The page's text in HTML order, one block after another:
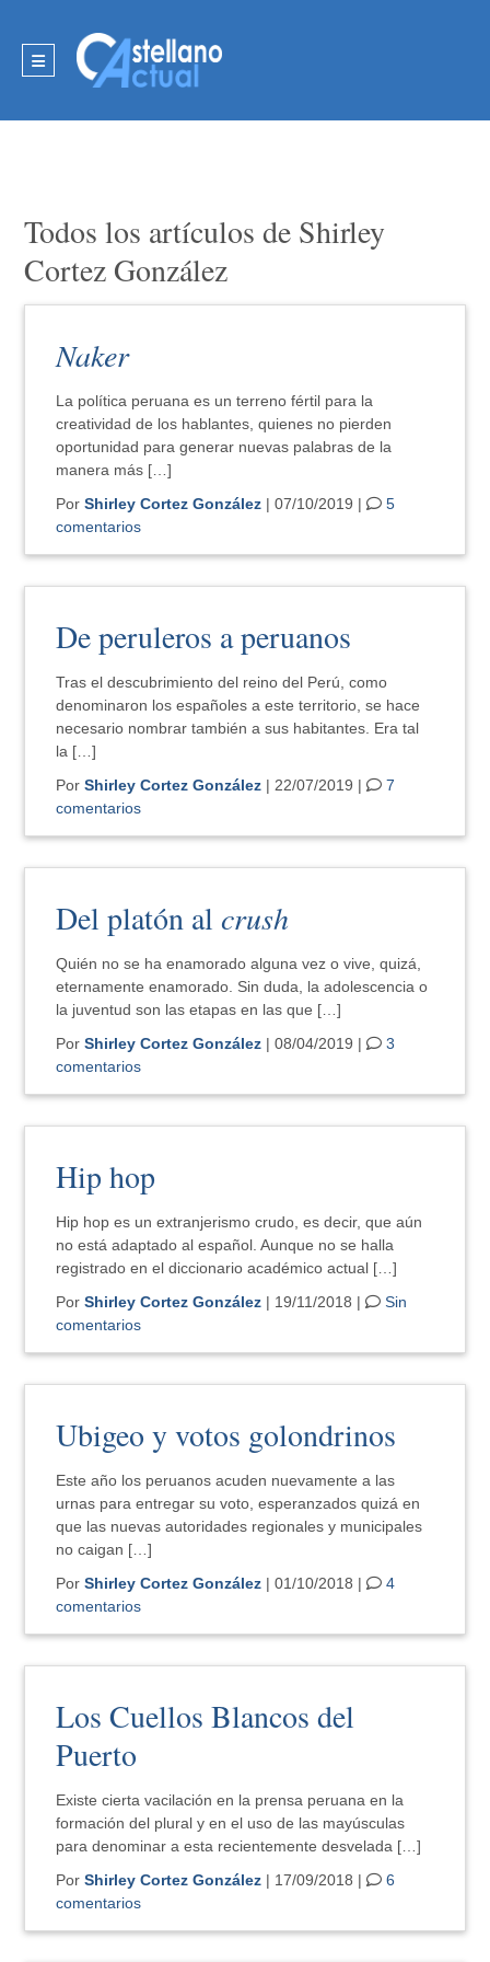
Todos los artículos de Shirley
Cortez González
Naker
La política peruana es un terreno fértil para la
creatividad de los hablantes, quienes no pierden
oportunidad para generar nuevas palabras de la
manera más […]
PorShirley Cortez González | 07/10/2019 |
5
comentarios
De peruleros a peruanos
Tras el descubrimiento del reino del Perú, como
denominaron los españoles a este territorio, se hace
necesario nombrar también a sus habitantes. Era tal
la […]
PorShirley Cortez González | 22/07/2019 |
7
comentarios
Del platón alcrush
Quién no se ha enamorado alguna vez o vive, quizá,
eternamente enamorado. Sin duda, la adolescencia o
la juventud son las etapas en las que […]
PorShirley Cortez González | 08/04/2019 |
3
comentarios
Hip hop
Hip hop es un extranjerismo crudo, es decir, que aún
no está adaptado al español. Aunque no se halla
registrado en el diccionario académico actual […]
PorShirley Cortez González | 19/11/2018 |
Sin
comentarios
Ubigeo y votos golondrinos
Este año los peruanos acuden nuevamente a las
urnas para entregar su voto, esperanzados quizá en
que las nuevas autoridades regionales y municipales
no caigan […]
PorShirley Cortez González | 01/10/2018 |
4
comentarios
Los Cuellos Blancos del
Puerto
Existe cierta vacilación en la prensa peruana en la
formación del plural y en el uso de las mayúsculas
para denominar a esta recientemente desvelada […]
PorShirley Cortez González | 17/09/2018 |
6
comentarios